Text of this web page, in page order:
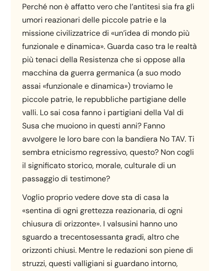
Perché non è affatto vero che l’antitesi sia fra gli
umori reazionari delle piccole patrie e la
missione civilizzatrice di «un’idea di mondo più
funzionale e dinamica». Guarda caso tra le realtà
più tenaci della Resistenza che si oppose alla
macchina da guerra germanica (a suo modo
assai «funzionale e dinamica») troviamo le
piccole patrie, le repubbliche partigiane delle
valli. Lo sai cosa fanno i partigiani della Val di
Susa che muoiono in questi anni? Fanno
avvolgere le loro bare con la bandiera No TAV. Ti
sembra etnicismo regressivo, questo? Non cogli
il significato storico, morale, culturale di un
passaggio di testimone?
Voglio proprio vedere dove sta di casa la
«sentina di ogni grettezza reazionaria, di ogni
chiusura di orizzonte». I valsusini hanno uno
sguardo a trecentosessanta gradi, altro che
orizzonti chiusi. Mentre le redazioni son piene di
struzzi, questi valligiani si guardano intorno,